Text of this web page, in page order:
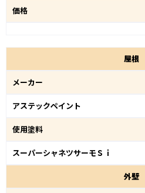
価格
屋根
メーカー
アステックペイント
使用塗料
スーパーシャネツサーモＳｉ
外壁